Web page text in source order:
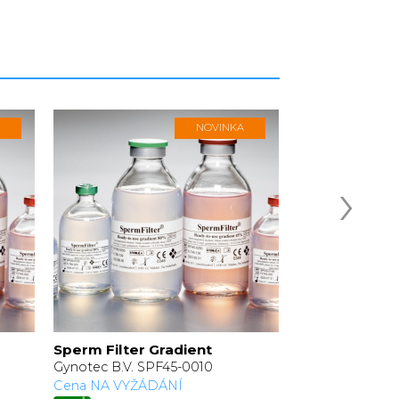
Sperm Filter Gradient
Gynotec B.V. SPF45-0010
Cena NA VYŽÁDÁNÍ
NOVINKA
›